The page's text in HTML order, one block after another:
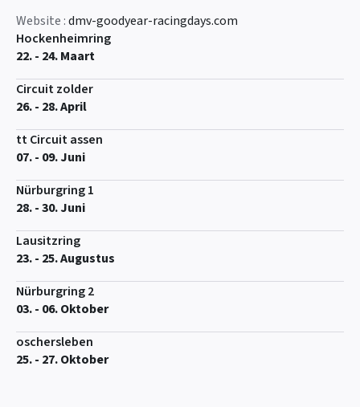
Website :dmv-goodyear-racingdays.com
Hockenheimring
22. - 24. Maart
Circuit zolder
26. - 28. April
tt Circuit assen
07. - 09. Juni
Nürburgring 1
28. - 30. Juni
Lausitzring
23. - 25. Augustus
Nürburgring 2
03. - 06. Oktober
oschersleben
25. - 27. Oktober